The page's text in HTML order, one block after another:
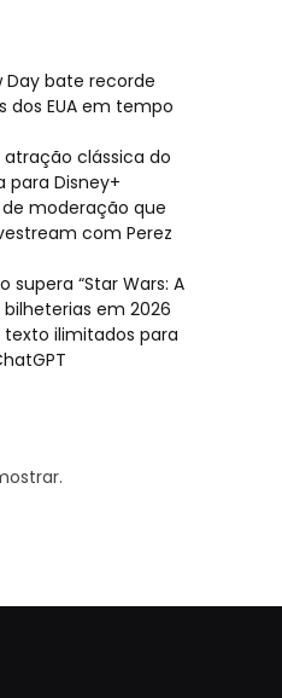
Day bate recorde
dos EUA em tempo
clássica do
para Disney+
moderação que
com Perez
“Star Wars: A
bilheterias em 2026
ilimitados para